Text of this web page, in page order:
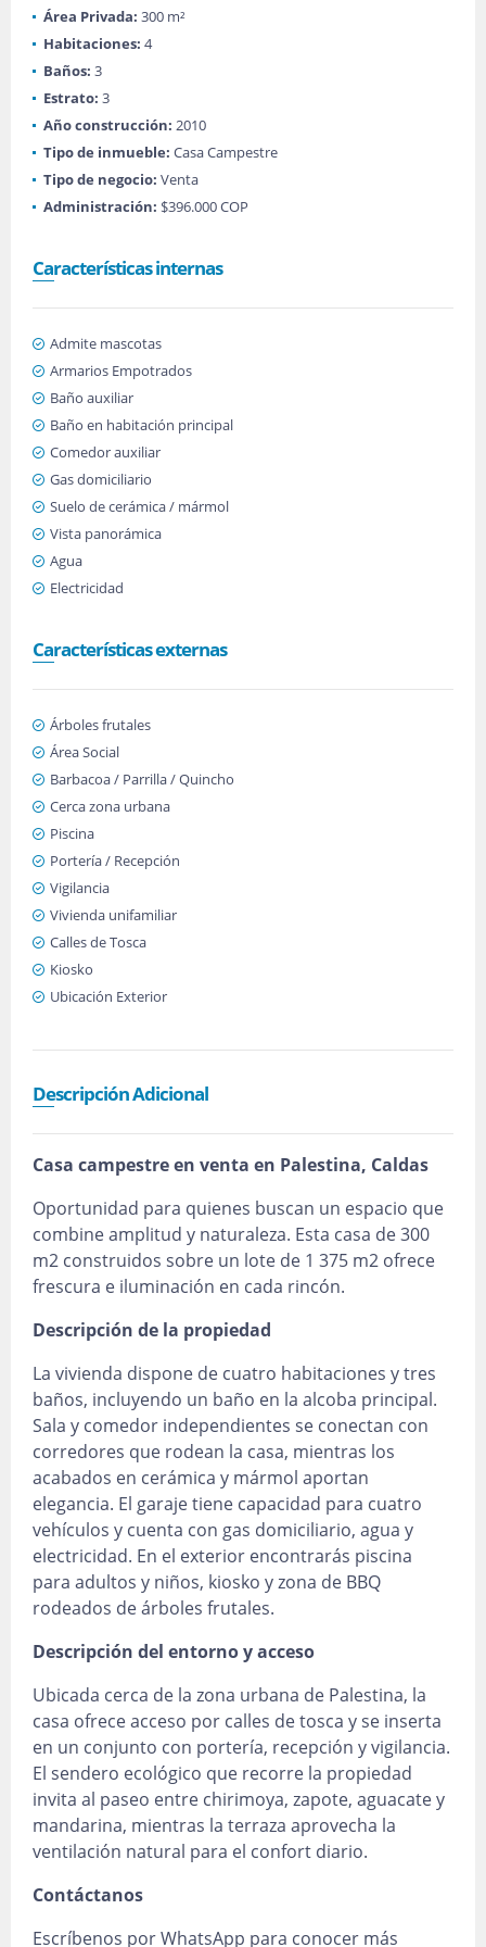
Área Privada: 300 m²
Habitaciones: 4
Baños: 3
Estrato: 3
Año construcción: 2010
Tipo de inmueble: Casa Campestre
Tipo de negocio: Venta
Administración: $396.000 COP
Características internas
Admite mascotas
Armarios Empotrados
Baño auxiliar
Baño en habitación principal
Comedor auxiliar
Gas domiciliario
Suelo de cerámica / mármol
Vista panorámica
Agua
Electricidad
Características externas
Árboles frutales
Área Social
Barbacoa / Parrilla / Quincho
Cerca zona urbana
Piscina
Portería / Recepción
Vigilancia
Vivienda unifamiliar
Calles de Tosca
Kiosko
Ubicación Exterior
Descripción Adicional
Casa campestre en venta en Palestina, Caldas
Oportunidad para quienes buscan un espacio que
combine amplitud y naturaleza. Esta casa de 300
m2 construidos sobre un lote de 1 375 m2 ofrece
frescura e iluminación en cada rincón.
Descripción de la propiedad
La vivienda dispone de cuatro habitaciones y tres
baños, incluyendo un baño en la alcoba principal.
Sala y comedor independientes se conectan con
corredores que rodean la casa, mientras los
acabados en cerámica y mármol aportan
elegancia. El garaje tiene capacidad para cuatro
vehículos y cuenta con gas domiciliario, agua y
electricidad. En el exterior encontrarás piscina
para adultos y niños, kiosko y zona de BBQ
rodeados de árboles frutales.
Descripción del entorno y acceso
Ubicada cerca de la zona urbana de Palestina, la
casa ofrece acceso por calles de tosca y se inserta
en un conjunto con portería, recepción y vigilancia.
El sendero ecológico que recorre la propiedad
invita al paseo entre chirimoya, zapote, aguacate y
mandarina, mientras la terraza aprovecha la
ventilación natural para el confort diario.
Contáctanos
Escríbenos por WhatsApp para conocer más